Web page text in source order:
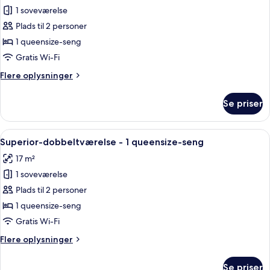
af
Signatur-
dobbeltværelse
-
queensize-
1 soveværelse
Plads til 2 personer
1 queensize-seng
Gratis Wi-Fi
Flere oplysninger
Flere
dobbeltværelse
1
queensize-
seng
Se priser
Indlæs
alle
billeder
af
Superior-
dobbeltværelse
-
queensize-
Et hotelværelse med en stor seng,
9
Superior-dobbeltværelse - 1 queensize-seng
17 m²
1 soveværelse
Plads til 2 personer
1 queensize-seng
Gratis Wi-Fi
Flere oplysninger
Flere
Se priser